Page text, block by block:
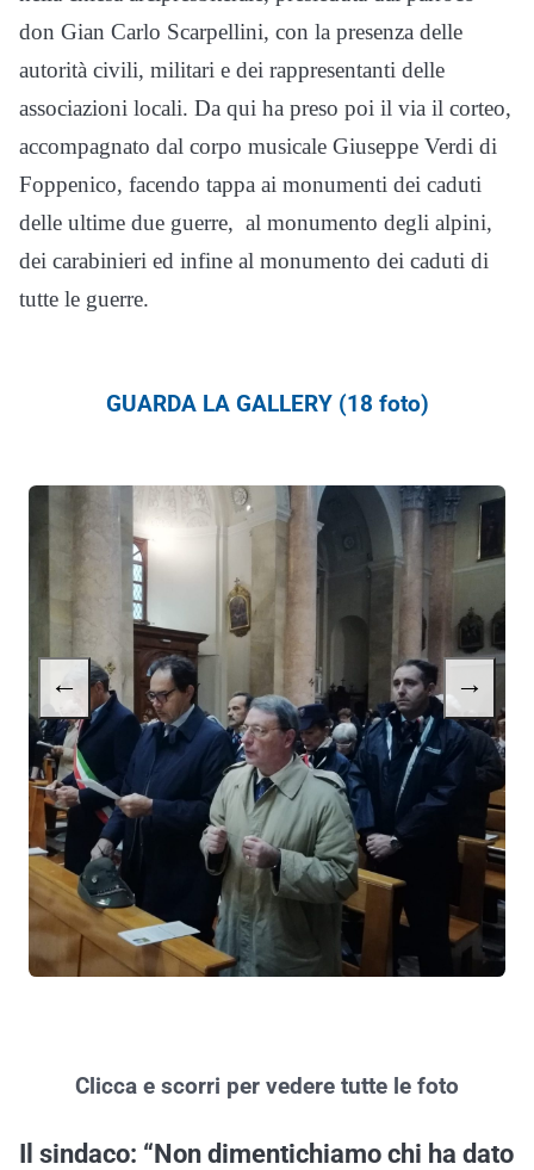
don Gian Carlo Scarpellini, con la presenza delle
autorità civili, militari e dei rappresentanti delle
associazioni locali. Da qui ha preso poi il via il corteo,
accompagnato dal corpo musicale Giuseppe Verdi di
Foppenico, facendo tappa ai monumenti dei caduti
delle ultime due guerre, al monumento degli alpini,
dei carabinieri ed infine al monumento dei caduti di
tutte le guerre.
GUARDA LA GALLERY (18 foto)
← →
Clicca e scorri per vedere tutte le foto
Il sindaco: “Non dimentichiamo chi ha dato